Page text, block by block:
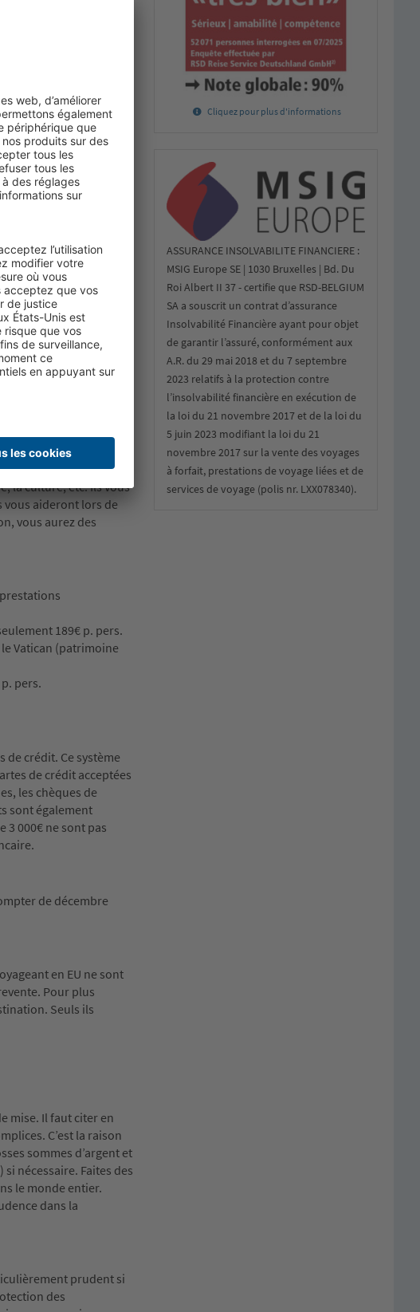
50 Hertz. Les prises
des prises en
Si vous
partie du revenu
on peut
on ne donne pas de
chauffeur de bus 7€
décembre 1957.
se munir d’un
sur le territoire en cas
la culture, etc. Ils vous
vous aideront lors de
vous aurez des
189€ p. pers.
Vatican (patrimoine
pers.
de crédit. Ce système
de crédit acceptées
les chèques de
sont également
3 000€ ne sont pas
de décembre
en EU ne sont
Pour plus
Seuls ils
mise. Il faut citer en
C’est la raison
sommes d’argent et
nécessaire. Faites des
le monde entier.
dans la
prudent si
des
Cliquez pour plus d'informations
ASSURANCE INSOLVABILITE FINANCIERE :
MSIG Europe SE | 1030 Bruxelles | Bd. Du
Roi Albert II 37 - certifie que RSD-BELGIUM
SA a souscrit un contrat d’assurance
Insolvabilité Financière ayant pour objet
de garantir l’assuré, conformément aux
A.R. du 29 mai 2018 et du 7 septembre
2023 relatifs à la protection contre
l’insolvabilité financière en exécution de
la loi du 21 novembre 2017 et de la loi du
5 juin 2023 modifiant la loi du 21
novembre 2017 sur la vente des voyages
à forfait, prestations de voyage liées et de
services de voyage (polis nr. LXX078340).